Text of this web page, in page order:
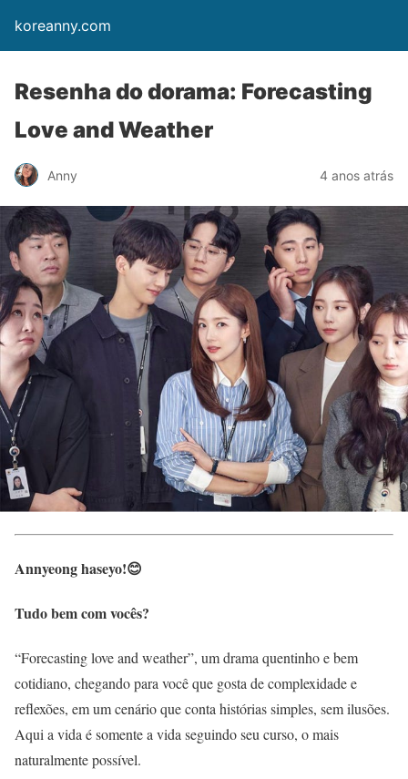
koreanny.com
Resenha do dorama: Forecasting
Love and Weather
Anny 4 anos atrás
Annyeong haseyo!😊
Tudo bem com vocês?
“Forecasting love and weather”, um drama quentinho e bem
cotidiano, chegando para você que gosta de complexidade e
reflexões, em um cenário que conta histórias simples, sem ilusões.
Aqui a vida é somente a vida seguindo seu curso, o mais
naturalmente possível.